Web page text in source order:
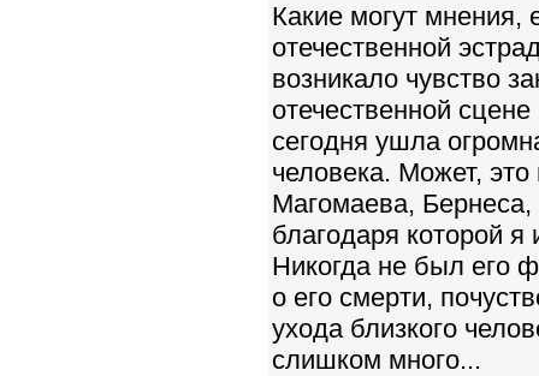
Какие могут мнения,
отечественной
возникало чувство
отечественной
сегодня ушла
человека. Может,
Магомаева, Бернеса,
благодаря которой я
Никогда не был его
о его смерти,
ухода близкого
слишком много...